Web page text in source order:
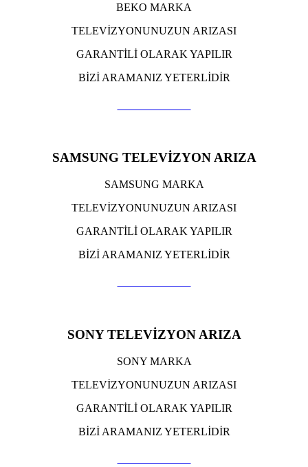
BEKO MARKA
TELEVİZYONUNUZUN ARIZASI
GARANTİLİ OLARAK YAPILIR
BİZİ ARAMANIZ YETERLİDİR
SAMSUNG TELEVİZYON ARIZA
SAMSUNG MARKA
TELEVİZYONUNUZUN ARIZASI
GARANTİLİ OLARAK YAPILIR
BİZİ ARAMANIZ YETERLİDİR
SONY TELEVİZYON ARIZA
SONY MARKA
TELEVİZYONUNUZUN ARIZASI
GARANTİLİ OLARAK YAPILIR
BİZİ ARAMANIZ YETERLİDİR